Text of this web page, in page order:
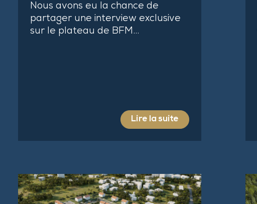
Nous avons eu la chance de
partager une interview exclusive
sur le plateau de BFM…
Lire la suite